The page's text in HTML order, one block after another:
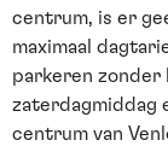
centrum, is er
maximaal
parkeren zonder
zaterdagmiddag
centrum van